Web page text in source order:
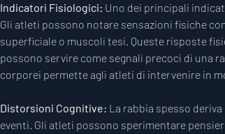
Indicatori Fisiologici: Uno dei principali
Gli atleti possono notare sensazioni fisiche
superficiale o muscoli tesi. Queste risposte
possono servire come segnali precoci di una
corporei permette agli atleti di intervenire in
Distorsioni Cognitive: La rabbia spesso
eventi. Gli atleti possono sperimentare